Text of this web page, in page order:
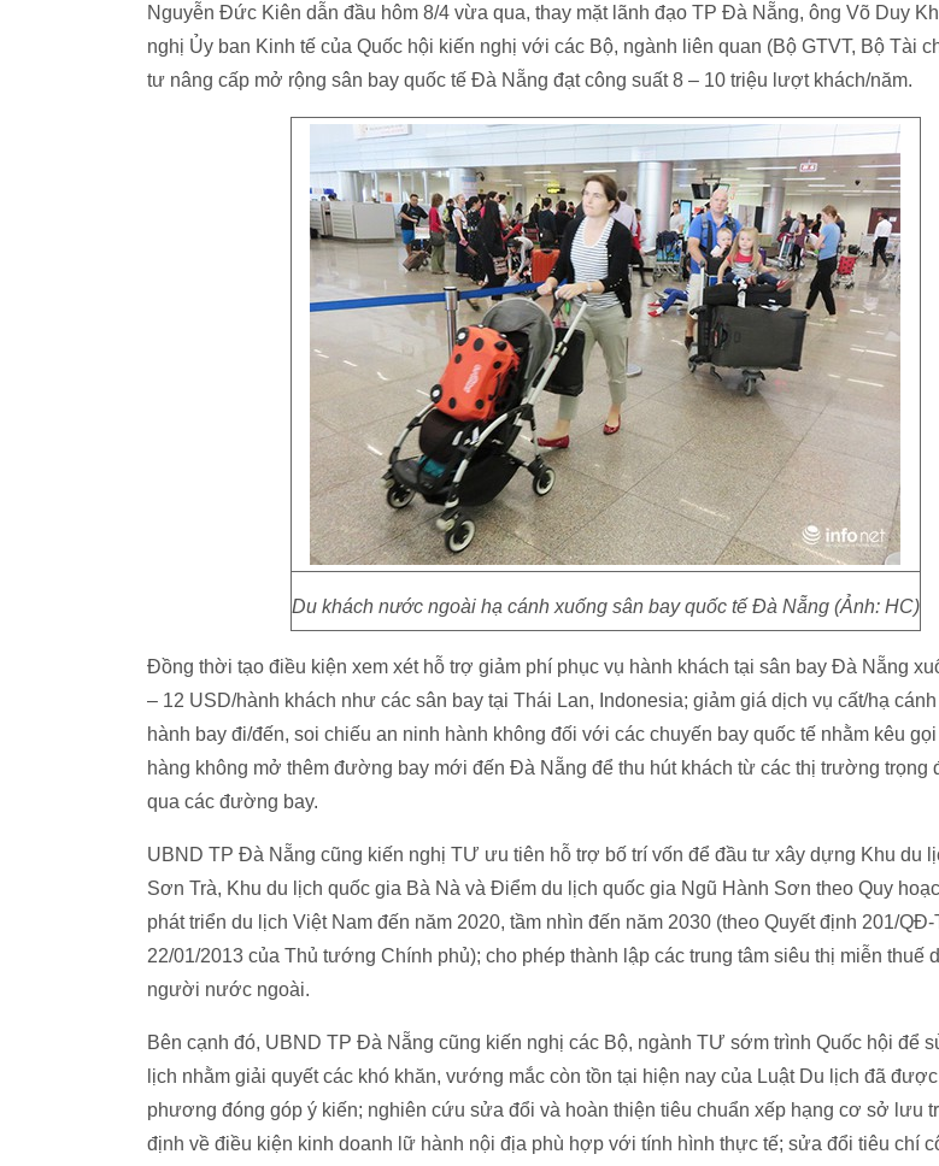
Nguyễn Đức Kiên dẫn đầu hôm 8/4 vừa qua, thay mặt lãnh đạo TP Đà Nẵng, ông Võ Duy
nghị Ủy ban Kinh tế của Quốc hội kiến nghị với các Bộ, ngành liên quan (Bộ GTVT, Bộ Tài
tư nâng cấp mở rộng sân bay quốc tế Đà Nẵng đạt công suất 8 – 10 triệu lượt khách/năm.
Du khách nước ngoài hạ cánh xuống sân bay quốc tế Đà Nẵng (Ảnh: HC)
Đồng thời tạo điều kiện xem xét hỗ trợ giảm phí phục vụ hành khách tại sân bay Đà Nẵng
– 12 USD/hành khách như các sân bay tại Thái Lan, Indonesia; giảm giá dịch vụ cất/hạ
hành bay đi/đến, soi chiếu an ninh hành không đối với các chuyến bay quốc tế nhằm kêu
hàng không mở thêm đường bay mới đến Đà Nẵng để thu hút khách từ các thị trường trọng
qua các đường bay.
UBND TP Đà Nẵng cũng kiến nghị TƯ ưu tiên hỗ trợ bố trí vốn để đầu tư xây dựng Khu du
Sơn Trà, Khu du lịch quốc gia Bà Nà và Điểm du lịch quốc gia Ngũ Hành Sơn theo Quy
phát triển du lịch Việt Nam đến năm 2020, tầm nhìn đến năm 2030 (theo Quyết định 201/
22/01/2013 của Thủ tướng Chính phủ); cho phép thành lập các trung tâm siêu thị miễn thuế
người nước ngoài.
Bên cạnh đó, UBND TP Đà Nẵng cũng kiến nghị các Bộ, ngành TƯ sớm trình Quốc hội để
lịch nhằm giải quyết các khó khăn, vướng mắc còn tồn tại hiện nay của Luật Du lịch đã
phương đóng góp ý kiến; nghiên cứu sửa đổi và hoàn thiện tiêu chuẩn xếp hạng cơ sở lưu
định về điều kiện kinh doanh lữ hành nội địa phù hợp với tính hình thực tế; sửa đổi tiêu chí